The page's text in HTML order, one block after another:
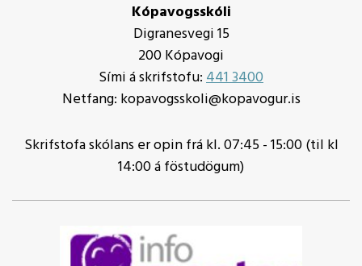
Kópavogsskóli
Digranesvegi 15
200 Kópavogi
Sími á skrifstofu:441 3400
Netfang: kopavogsskoli@kopavogur.is
Skrifstofa skólans er opin frá kl. 07:45 - 15:00 (til kl
14:00 á föstudögum)